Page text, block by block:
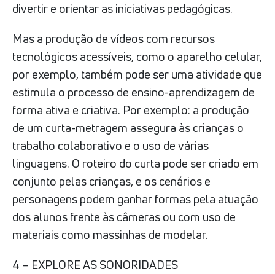
divertir e orientar as iniciativas pedagógicas.
Mas a produção de vídeos com recursos
tecnológicos acessíveis, como o aparelho celular,
por exemplo, também pode ser uma atividade que
estimula o processo de ensino-aprendizagem de
forma ativa e criativa. Por exemplo: a produção
de um curta-metragem assegura às crianças o
trabalho colaborativo e o uso de várias
linguagens. O roteiro do curta pode ser criado em
conjunto pelas crianças, e os cenários e
personagens podem ganhar formas pela atuação
dos alunos frente às câmeras ou com uso de
materiais como massinhas de modelar.
4 – EXPLORE AS SONORIDADES